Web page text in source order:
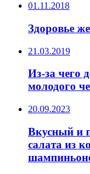
01.11.2018
Здоровье
21.03.2019
Из-за чего
молодого
20.09.2023
Вкусный и
салата из